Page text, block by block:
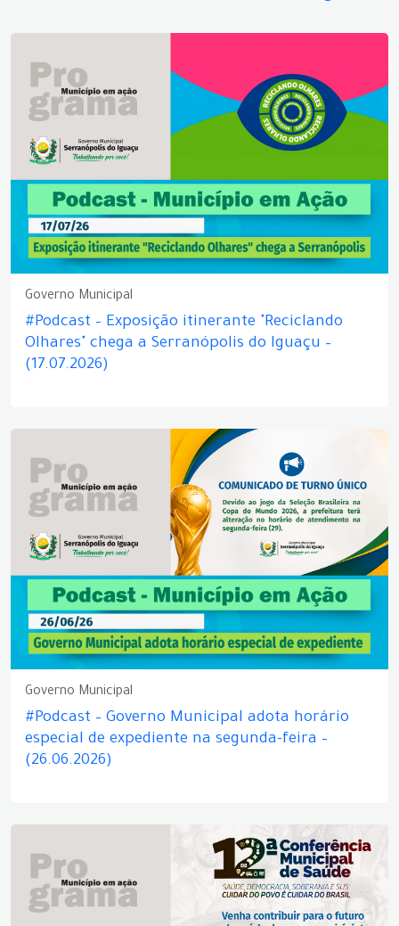
Governo Municipal
#Podcast – Exposição itinerante "Reciclando
Olhares" chega a Serranópolis do Iguaçu –
(17.07.2026)
Governo Municipal
#Podcast – Governo Municipal adota horário
especial de expediente na segunda-feira –
(26.06.2026)